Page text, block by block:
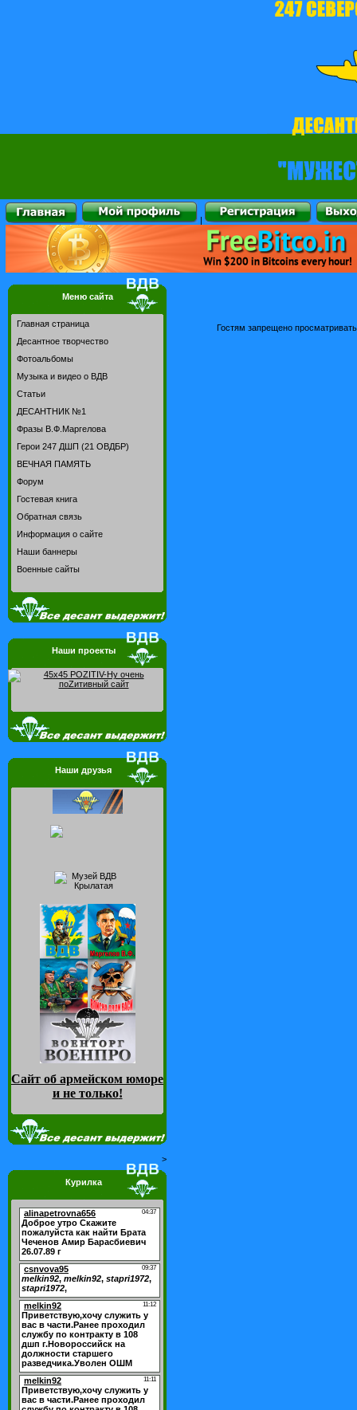
|
Меню сайта
Главная страница
Десантное творчество
Фотоальбомы
Музыка и видео о ВДВ
Статьи
ДЕСАНТНИК №1
Фразы В.Ф.Маргелова
Герои 247 ДШП (21 ОВДБР)
ВЕЧНАЯ ПАМЯТЬ
Форум
Гостевая книга
Обратная связь
Информация о сайте
Наши баннеры
Военные сайты
Наши проекты
Наши друзья
Сайт об армейском юморе
и не только!
>
Курилка
Гостям запрещено